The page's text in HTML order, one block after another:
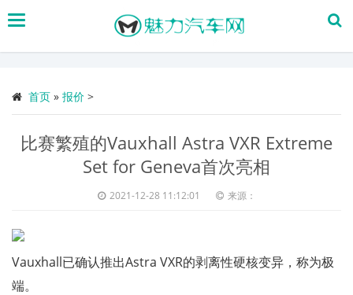
搜
首页 » 报价 >
比赛繁殖的Vauxhall Astra VXR Extreme
Set for Geneva首次亮相
2021-12-28 11:12:01 来源：
Vauxhall已确认推出Astra VXR的剥离性硬核变异，称为极
端。